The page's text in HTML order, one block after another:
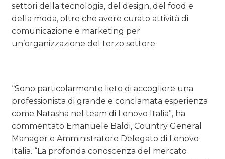
settori della tecnologia, del design, del food e
della moda, oltre che avere curato attività di
comunicazione e marketing per
un’organizzazione del terzo settore.
“Sono particolarmente lieto di accogliere una
professionista di grande e conclamata esperienza
come Natasha nel team di Lenovo Italia”, ha
commentato Emanuele Baldi, Country General
Manager e Amministratore Delegato di Lenovo
Italia. “La profonda conoscenza del mercato